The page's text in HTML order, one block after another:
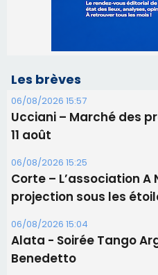
Corte – L’association
projection sous les
06/08/2026 15:04
Alata - Soirée Tango
Benedetto
05/08/2026 09:53
Biguglia : messe de la
procession le 14 août
31/07/2026 08:24
Tennis - Début ce
RCPV